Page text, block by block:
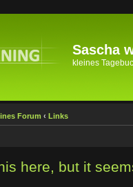
Sascha
kleines
Forum ‹ Links
here, but it